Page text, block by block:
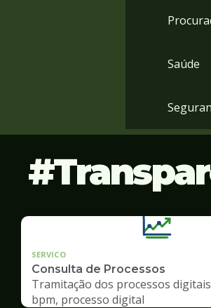
Saúde
SERVICO
Consulta de Processos
Tramitação dos processos
bpm, processo digital